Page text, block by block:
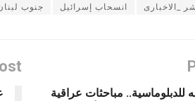
_الاخبارى انسحاب إسرائيل جنوب
للدبلوماسية.. مباحثات عراقية